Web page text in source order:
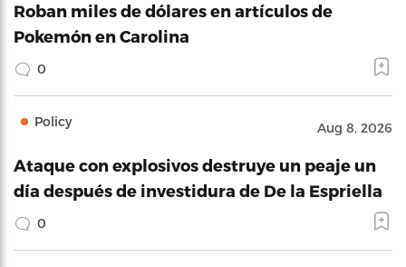
Roban miles de dólares en artículos de
Pokemón en Carolina
0
Policy Aug 8, 2026
Ataque con explosivos destruye un peaje un
día después de investidura de De la Espriella
0